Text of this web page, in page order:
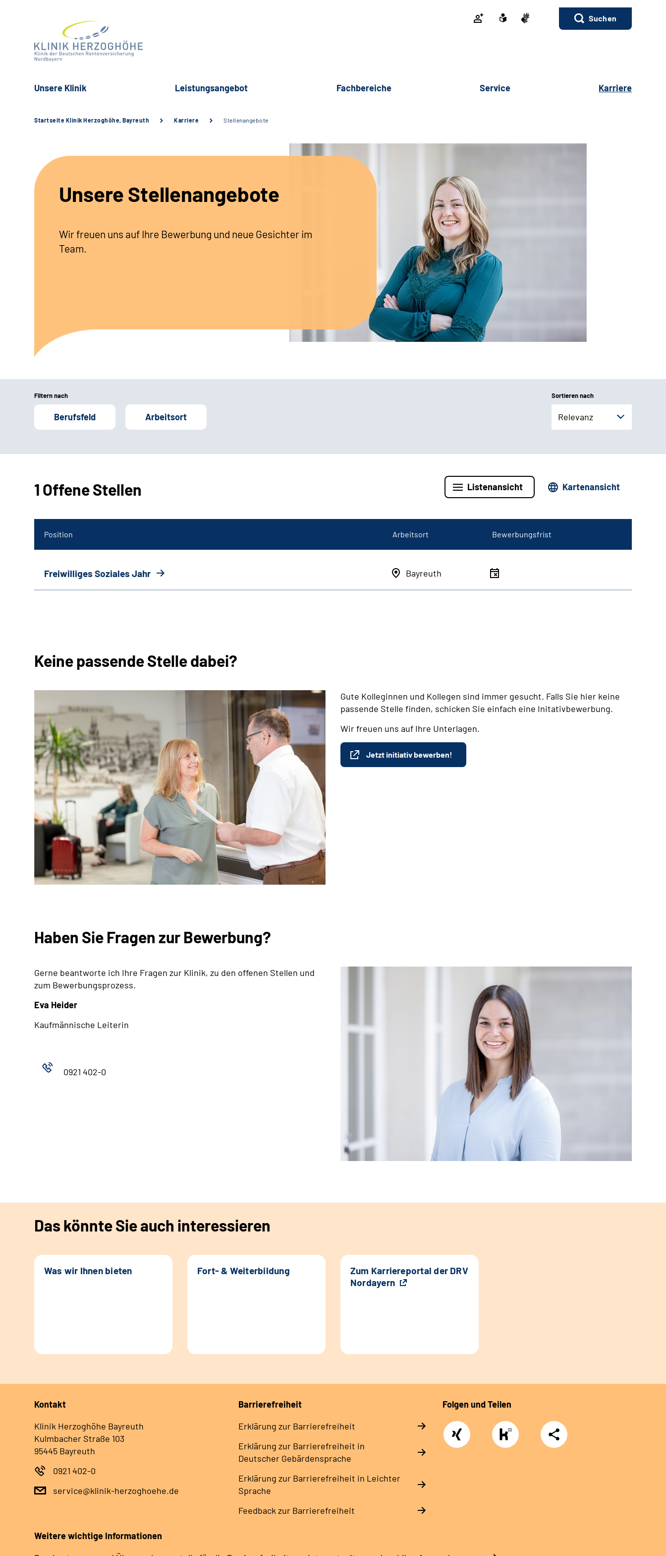
Suchen
Unsere Klinik Leistungsangebot Fachbereiche Service Karriere
Startseite Klinik Herzoghöhe, Bayreuth Karriere Stellenangebote
Unsere Stellenangebote
Wir freuen uns auf Ihre Bewerbung und neue Gesichter im
Team.
Filtern nach
Berufsfeld Arbeitsort
Sortieren nach
Relevanz
1 Offene Stellen Listenansicht Kartenansicht
Position Arbeitsort Bewerbungsfrist
Freiwilliges Soziales Jahr Bayreuth
Keine passende Stelle dabei?
Gute Kolleginnen und Kollegen sind immer gesucht. Falls Sie hier keine
passende Stelle finden, schicken Sie einfach eine Initativbewerbung.
Wir freuen uns auf Ihre Unterlagen.
Jetzt initiativ bewerben!
Haben Sie Fragen zur Bewerbung?
Gerne beantworte ich Ihre Fragen zur Klinik, zu den offenen Stellen und
zum Bewerbungsprozess.
Eva Heider
Kaufmännische Leiterin
0921 402-0
Das könnte Sie auch interessieren
Was wir Ihnen bieten Fort- & Weiterbildung
Zum Karriereportal der DRV
Nordayern
Kontakt
Klinik Herzoghöhe Bayreuth
Kulmbacher Straße 103
95445 Bayreuth
0921 402-0
service@klinik-herzoghoehe.de
Barrierefreiheit
Erklärung zur Barrierefreiheit
Erklärung zur Barrierefreiheit in
Deutscher Gebärdensprache
Erklärung zur Barrierefreiheit in Leichter
Sprache
Feedback zur Barrierefreiheit
Folgen und Teilen
Xing
https://www.kununu.com/de/deutsche-
rentenversicherung-
nordbayern6
Teilen
Weitere wichtige Informationen